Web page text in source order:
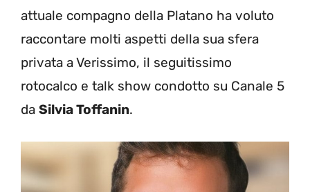
attuale compagno della Platano ha voluto
raccontare molti aspetti della sua sfera
privata a Verissimo, il seguitissimo
rotocalco e talk show condotto su Canale 5
da Silvia Toffanin.